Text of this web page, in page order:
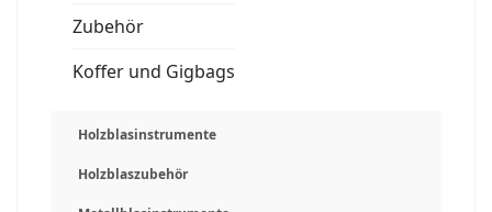
Zubehör
Koffer und Gigbags
Holzblasinstrumente
Holzblaszubehör